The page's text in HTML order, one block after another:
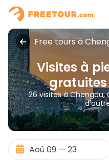
Free tours à
Visites à
26 visites à Chengdu,